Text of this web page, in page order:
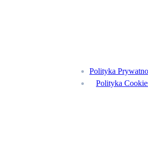
Polityka
Polityka